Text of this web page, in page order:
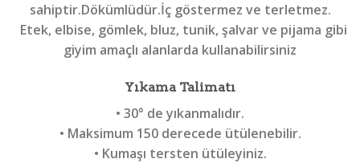
sahiptir.Dökümlüdür.İç göstermez ve terletmez.
Etek, elbise, gömlek, bluz, tunik, şalvar ve pijama gibi
giyim amaçlı alanlarda kullanabilirsiniz
Yıkama Talimatı
• 30° de yıkanmalıdır.
• Maksimum 150 derecede ütülenebilir.
• Kumaşı tersten ütüleyiniz.